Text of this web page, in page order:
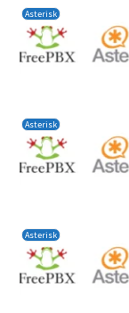
Asterisk
Asterisk
Asterisk